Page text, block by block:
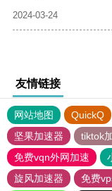
2024-03-24
友情链接
网站地图 QuickQ
坚果加速器
tiktok
免费vqn外网加速
旋风加速器
免费